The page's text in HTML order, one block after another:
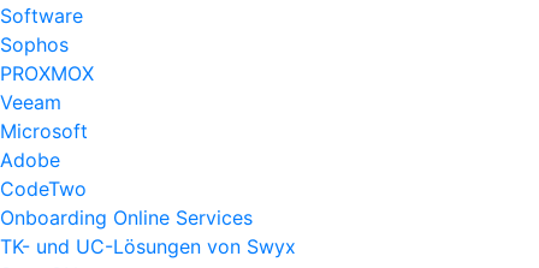
Software
Sophos
PROXMOX
Veeam
Microsoft
Adobe
CodeTwo
Onboarding Online Services
TK- und UC-Lösungen von Swyx